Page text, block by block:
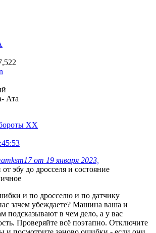
Ата
ХХ
от 19 января 2023,
от эбу до дросселя и состояние
и по дросселю и по датчику
зачем убеждаете? Машина ваша и
подсказывают в чем дело, а у вас
Проверяйте всё поэтапно. Отключите